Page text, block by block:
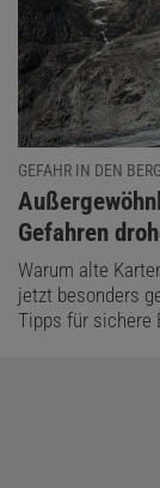
GEFAHR IN DEN
:
Gefahren
Warum alte
jetzt besonders
Tipps für sichere